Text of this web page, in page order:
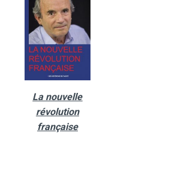
La nouvelle
révolution
française